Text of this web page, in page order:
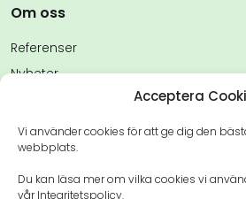
Acceptera
Vi använder cookies för att ge dig den
webbplats.
Du kan läsa mer om vilka cookies vi
vår Integritetspolicy.
Om oss
Referenser
Nyheter
Kontakta oss